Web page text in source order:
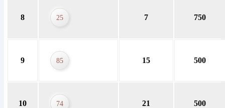
8 25 7 750
9 85 15 500
10 74 21 500